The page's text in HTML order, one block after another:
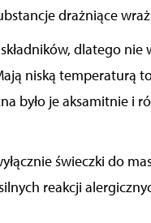
drażniące
dlatego nie
niską temperaturą
było je aksamitnie i
świeczki do
reakcji